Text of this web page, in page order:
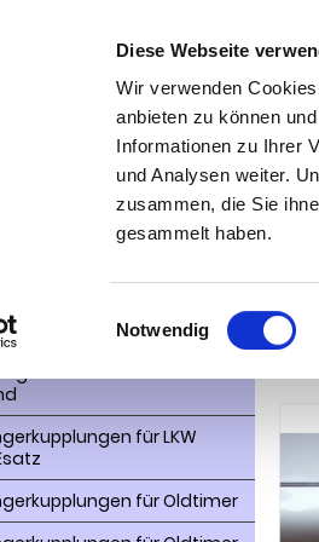
Diese Webseite
Wir verwenden
anbieten zu können
Informationen zu Ihrer
und Analysen weiter.
zusammen, die Sie
gesammelt haben.
Einwilligungsauswahl
Notwendig
Ersatzteile
erhöhen
für
aus den USA Canada
für LKW
für Oldtimer